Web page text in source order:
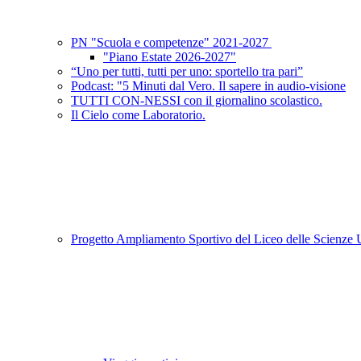
PN "Scuola e competenze" 2021-2027
"Piano Estate 2026-2027"
“Uno per tutti, tutti per uno: sportello tra pari”
Podcast: "5 Minuti dal Vero. Il sapere in audio-visione
TUTTI CON-NESSI con il giornalino scolastico.
Il Cielo come Laboratorio.
Progetto Ampliamento Sportivo del Liceo delle Scienze